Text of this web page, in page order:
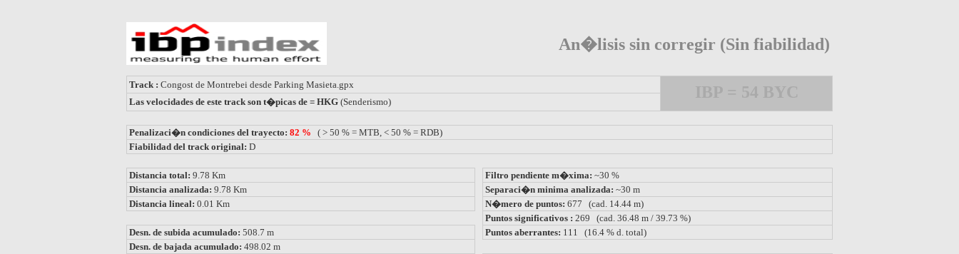
An�lisis sin corregir (Sin fiabilidad)
Track : Congost de Montrebei desde Parking Masieta.gpx
Las velocidades de este track son t�picas de = HKG (Senderismo)
Penalizaci�n condiciones del trayecto: 82 % ( > 50 % = MTB, < 50 % = RDB)
Fiabilidad del track original: D
Distancia total: 9.78 Km
Distancia analizada: 9.78 Km
Distancia lineal: 0.01 Km
Desn. de subida acumulado: 508.7 m
Desn. de bajada acumulado: 498.02 m
Filtro pendiente m�xima: ~30 %
Separaci�n minima analizada: ~30 m
N�mero de puntos: 677 (cad. 14.44 m)
Puntos significativos : 269 (cad. 36.48 m / 39.73 %)
Puntos aberrantes: 111 (16.4 % d. total)